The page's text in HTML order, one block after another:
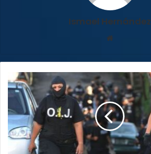
Ismael Hernández
OIJ
investiga
doble
homicidio
y
requiere
de